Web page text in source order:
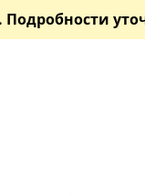
Подробности